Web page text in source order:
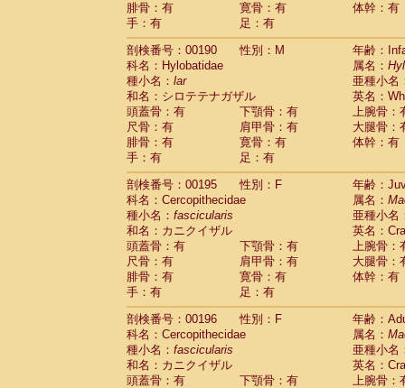
腓骨：有
寛骨：有
体幹：有
手：有
足：有
剖検番号：00190
性別：M
年齢：
科名：Hylobatidae
属名：
種小名： lar
亜種小名
和名：シロテテナガザル
英名：
頭蓋骨：有
下顎骨：有
上腕骨：
尺骨：有
肩甲骨：有
大腿骨：
腓骨：有
寛骨：有
体幹：有
手：有
足：有
剖検番号：00195
性別：F
年齢：
科名：Cercopithecidae
属名：
種小名： fascicularis
亜種小名
和名：カニクイザル
英名：
頭蓋骨：有
下顎骨：有
上腕骨：
尺骨：有
肩甲骨：有
大腿骨：
腓骨：有
寛骨：有
体幹：有
手：有
足：有
剖検番号：00196
性別：F
年齢：
科名：Cercopithecidae
属名：
種小名： fascicularis
亜種小名
和名：カニクイザル
英名：
頭蓋骨：有
下顎骨：有
上腕骨：